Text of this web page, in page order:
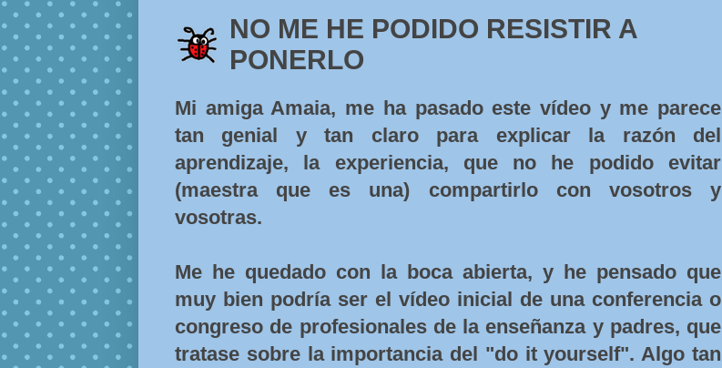
NO ME HE PODIDO RESISTIR A
PONERLO
Mi amiga Amaia, me ha pasado este vídeo y me parece
tan genial y tan claro para explicar la razón del
aprendizaje, la experiencia, que no he podido evitar
(maestra que es una) compartirlo con vosotros y
vosotras.
Me he quedado con la boca abierta, y he pensado que
muy bien podría ser el vídeo inicial de una conferencia o
congreso de profesionales de la enseñanza y padres, que
tratase sobre la importancia del "do it yourself". Algo tan